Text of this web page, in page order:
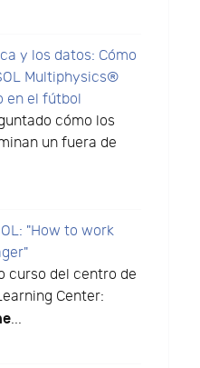
y los datos: Cómo
Multiphysics®
en el fútbol
cómo los
un fuera de
"How to work
curso del centro de
Center:
...